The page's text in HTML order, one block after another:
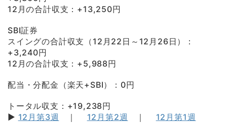
12月の合計収支：+13,250円
SBI証券
スイングの合計収支（12月22日～12月26日）：
+3,240円
12月の合計収支：+5,988円
配当・分配金（楽天+SBI）：0円
トータル収支：+19,238円
▶ 12月第3週 ｜ 12月第2週 ｜ 12月第1週